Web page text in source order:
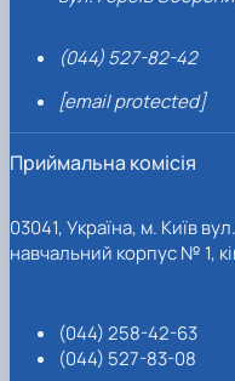
(044) 527-82-42
[email protected]
Приймальна комісія
03041, Україна, м. Київ
навчальний корпус № 1,
(044) 258-42-63
(044) 527-83-08